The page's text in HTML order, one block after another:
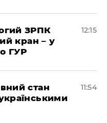
ЗРПК
кран – у
ГУР
12:15
стан
11:54